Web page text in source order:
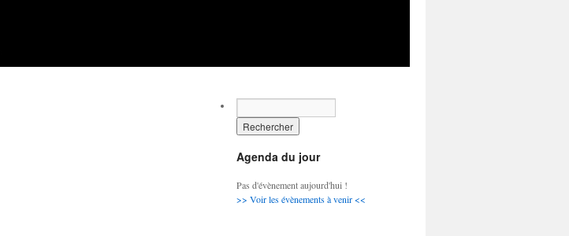
Agenda du jour
Pas d'évènement aujourd'hui !
>> Voir les évènements à venir <<